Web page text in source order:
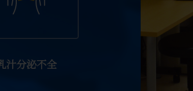
汁分泌不全